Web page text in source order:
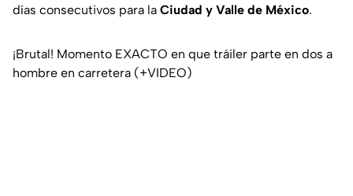
días consecutivos para la Ciudad y Valle de México.
¡Brutal! Momento EXACTO en que tráiler parte en dos a
hombre en carretera (+VIDEO)